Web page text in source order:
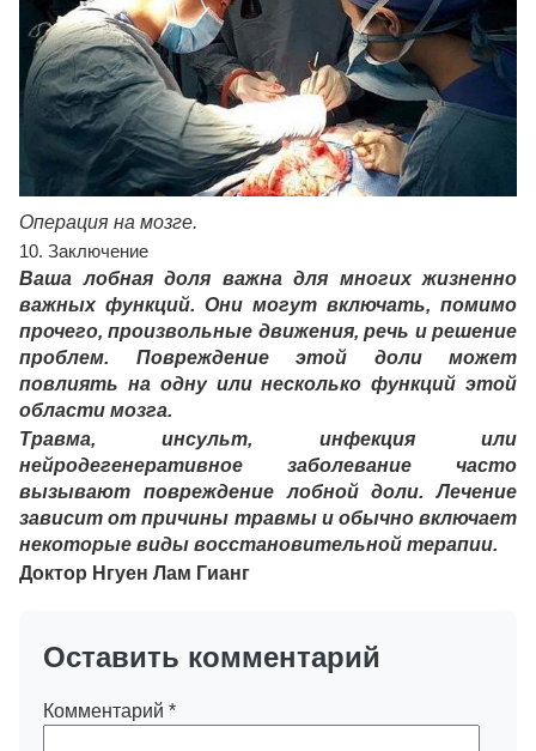
Операция на мозге.
10. Заключение
Ваша лобная доля важна для многих жизненно
важных функций. Они могут включать, помимо
прочего, произвольные движения, речь и решение
проблем. Повреждение этой доли может
повлиять на одну или несколько функций этой
области мозга.
Травма, инсульт, инфекция или
нейродегенеративное заболевание часто
вызывают повреждение лобной доли. Лечение
зависит от причины травмы и обычно включает
некоторые виды восстановительной терапии.
Доктор Нгуен Лам Гианг
Оставить комментарий
Комментарий *